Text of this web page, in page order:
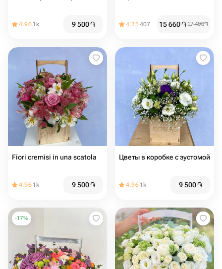
4.96 1k 9 500֏ 4.75407 15 660֏17 400֏
Fiori cremisi in una scatola
4.96 1k 9 500֏
Цветы в коробке с эустомой
4.96 1k 9 500֏
-17%